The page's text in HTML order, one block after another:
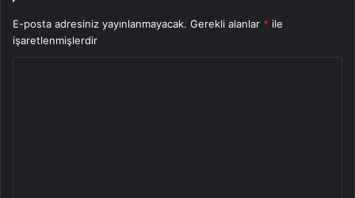
E-posta adresiniz yayınlanmayacak. Gerekli alanlar * ile
işaretlenmişlerdir